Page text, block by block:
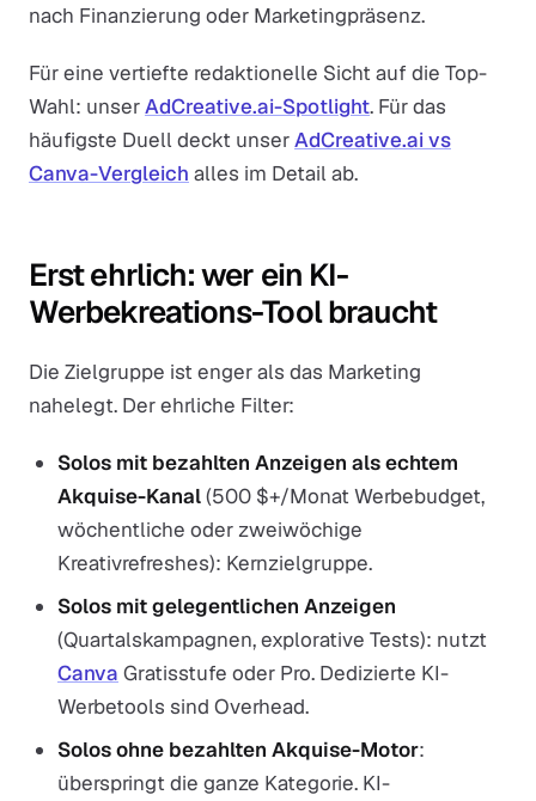
nach Finanzierung oder Marketingpräsenz.
Für eine vertiefte redaktionelle Sicht auf die Top-
Wahl: unserAdCreative.ai-Spotlight. Für das
häufigste Duell deckt unserAdCreative.ai vs
Canva-Vergleich alles im Detail ab.
Erst ehrlich: wer ein KI-
Werbekreations-Tool braucht
Die Zielgruppe ist enger als das Marketing
nahelegt. Der ehrliche Filter:
Solos mit bezahlten Anzeigen als echtem
Akquise-Kanal(500 $+/Monat Werbebudget,
wöchentliche oder zweiwöchige
Kreativrefreshes): Kernzielgruppe.
Solos mit gelegentlichen Anzeigen
(Quartalskampagnen, explorative Tests): nutzt
Canva Gratisstufe oder Pro. Dedizierte KI-
Werbetools sind Overhead.
Solos ohne bezahlten Akquise-Motor:
überspringt die ganze Kategorie. KI-